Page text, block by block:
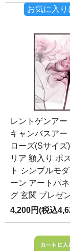
お気に入り
レントゲンアー
キャンバスアー
ローズ(Sサイズ
リア 額入り ポ
ト シンプルモ
ーン アートパ
グ 玄関 プレゼ
4,200円(税込